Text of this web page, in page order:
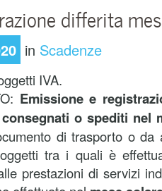
differita
in Scadenze
IVA.
Emissione e
consegnati o spediti nel
di trasporto o da
tra i quali è
prestazioni di servizi